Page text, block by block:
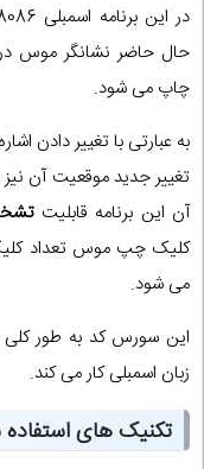
چاپ می شود.
به عبارتی با تغییر دادن
تغییر جدید موقعیت آن
آن این برنامه قابلیت
کلیک چپ موس تعداد
می شود.
این سورس کد به طور کلی
زبان اسمبلی کار می کند.
تکنیک های